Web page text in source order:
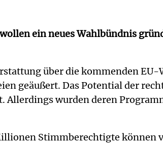
ein neues Wahlbündnis
über die kommenden
geäußert. Das Potential der
Allerdings wurden deren
Stimmberechtigte können